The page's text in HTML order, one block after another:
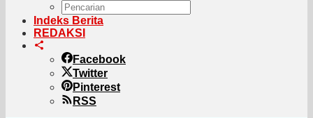
Indeks Berita
REDAKSI
Facebook
Twitter
Pinterest
RSS